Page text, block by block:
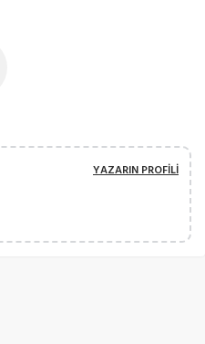
YAZARIN PROFILI